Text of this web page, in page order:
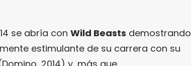
se abría con Wild Beasts demostrando
estimulante de su carrera con su